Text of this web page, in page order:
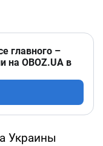
главного –
на OBOZ.UA в
Украины